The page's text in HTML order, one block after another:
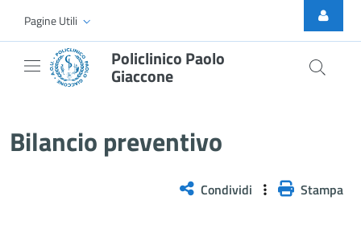
Skip to Main Content
Pagine Utili
Policlinico Paolo
Giaccone
Bilancio preventivo
Condividi Stampa